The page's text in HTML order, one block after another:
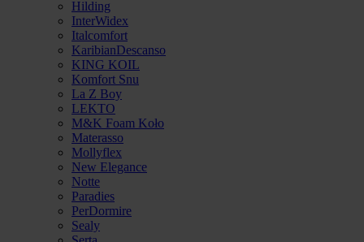
Hilding
InterWidex
Italcomfort
KaribianDescanso
KING KOIL
Komfort Snu
La Z Boy
LEKTO
M&K Foam Koło
Materasso
Mollyflex
New Elegance
Notte
Paradies
PerDormire
Sealy